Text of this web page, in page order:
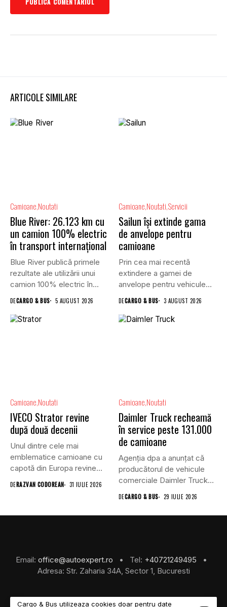
ARTICOLE SIMILARE
Camioane Noutati
Blue River: 26.123 km cu
un camion 100% electric
în transport internațional
Blue River publică primele
rezultate ale utilizării unui
camion 100% electric în...
DECARGO & BUS 5 AUGUST 2026
Camioane Noutati Servicii
Sailun își extinde gama
de anvelope pentru
camioane
Prin cea mai recentă
extindere a gamei de
anvelope pentru vehicule
DECARGO & BUS 3 AUGUST 2026
Camioane Noutati
IVECO Strator revine
după două decenii
Unul dintre cele mai
emblematice camioane cu
capotă din Europa revine
în...
DERAZVAN CODOREAN 31 IULIE 2026
Camioane Noutati
Daimler Truck recheamă
în service peste 131.000
de camioane
Agenția dpa a anunțat că
producătorul de vehicule
comerciale Daimler Truck
a...
DECARGO & BUS 29 IULIE 2026
Email: office@autoexpert.ro • Tel: +40721249495
•
Adresa: Str. Zaharia 34A, Sector 1, Bucuresti
Cargo & Bus utilizeaza cookies doar pentru date